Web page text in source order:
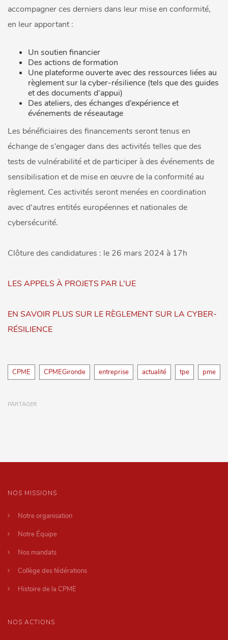
accompagner ces derniers dans leur mise en conformité,
en leur apportant :
Un soutien financier
Des actions de formation
Une plateforme ouverte avec des ressources liées au
règlement sur la cyber-résilience (tels que des guides
et des documents d’appui)
Des ateliers, des échanges d’expérience et
événements de réseautage
Les bénéficiaires des financements seront tenus en
échange de s’engager dans des activités telles que des
tests de vulnérabilité et de participer à des événements de
sensibilisation et de mise en œuvre de la conformité au
règlement. Ces activités seront menées en coordination
avec d’autres entités européennes et nationales de
cybersécurité.
Clôture des candidatures : le 26 mars 2024 à 17h
LES APPELS À PROJETS PAR L’UE
EN SAVOIR PLUS SUR LE RÈGLEMENT SUR LA CYBER-
RÉSILIENCE
Tags
CPME CPMEGironde entreprise actualité tpe pme
PARTAGER
NOS MISSIONS
Notre organisation
Notre Équipe
Nos mandats
Collège des fédérations
Histoire de la CPME
NOS ACTIONS